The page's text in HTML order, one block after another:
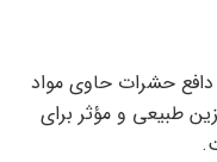
حشرات حاوی مواد
طبیعی و مؤثر برای